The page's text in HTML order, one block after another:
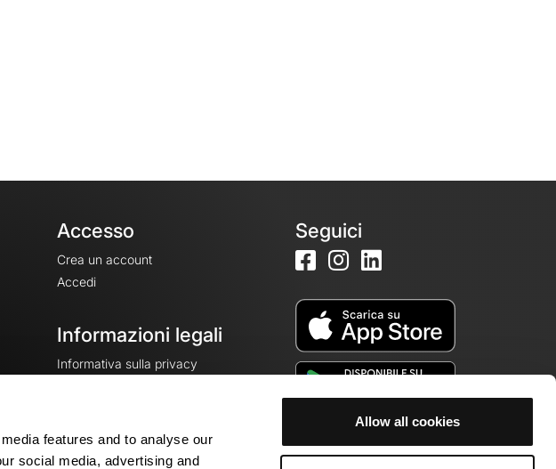
features and to analyse our
social media, advertising and
Allow all cookies
Accesso
Crea un account
Accedi
Informazioni legali
Informativa sulla privacy
Impostazioni dei cookie
Seguici